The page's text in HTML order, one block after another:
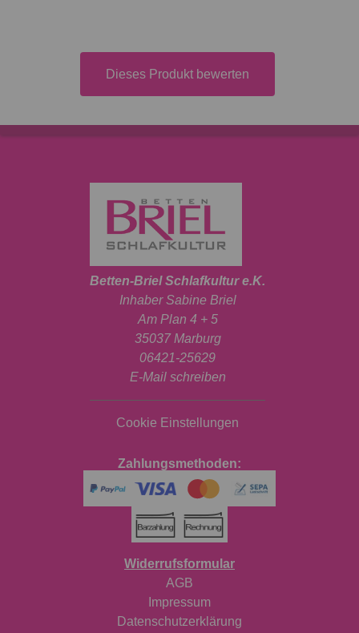
Dieses Produkt bewerten
Betten-Briel Schlafkultur e.K.
Inhaber Sabine Briel
Am Plan 4 + 5
35037 Marburg
06421-25629
E-Mail schreiben
Cookie Einstellungen
Zahlungsmethoden:
Widerrufsformular
AGB
Impressum
Datenschutzerklärung